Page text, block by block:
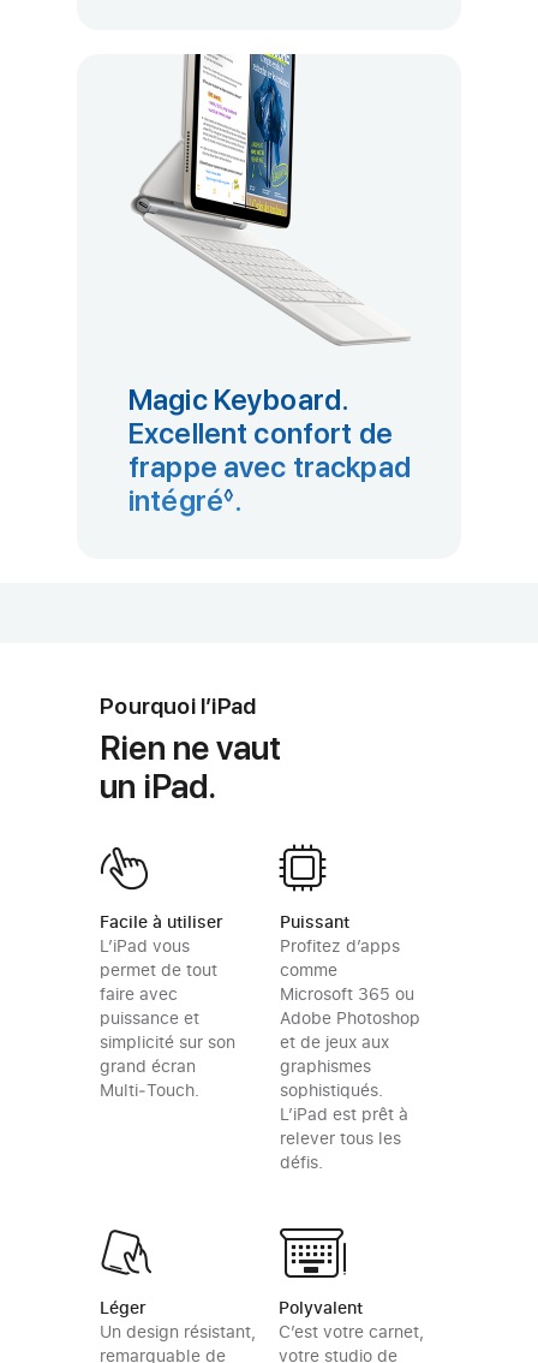
Magic Keyboard.
Excellent confort de
frappe avec trackpad
intégré◊Renvoi aux mentions
.
Pourquoi l’iPad
Rien ne vaut
un iPad.
Facile à utiliser
L’iPad vous
permet de tout
faire avec
puissance et
simplicité sur son
grand écran
Multi‑Touch.
Puissant
Profitez d’apps
comme
Microsoft 365 ou
Adobe Photoshop
et de jeux aux
graphismes
sophistiqués.
L’iPad est prêt à
relever tous les
défis.
Léger
Un design résistant,
remarquable de
Polyvalent
C’est votre carnet,
votre studio de